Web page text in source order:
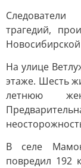
трагедий,
На улице
этаже. Шесть
летнюю
В селе
повредил 192